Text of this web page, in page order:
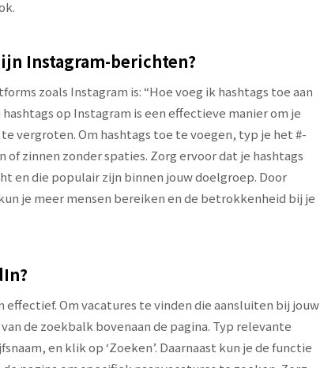
Instagram-berichten?
zoals Instagram is: “Hoe voeg ik hashtags toe aan
op Instagram is een effectieve manier om je
vergroten. Om hashtags toe te voegen, typ je het #-
zinnen zonder spaties. Zorg ervoor dat je hashtags
en die populair zijn binnen jouw doelgroep. Door
je meer mensen bereiken en de betrokkenheid bij je
effectief. Om vacatures te vinden die aansluiten bij jouw
de zoekbalk bovenaan de pagina. Typ relevante
en klik op ‘Zoeken’. Daarnaast kun je de functie